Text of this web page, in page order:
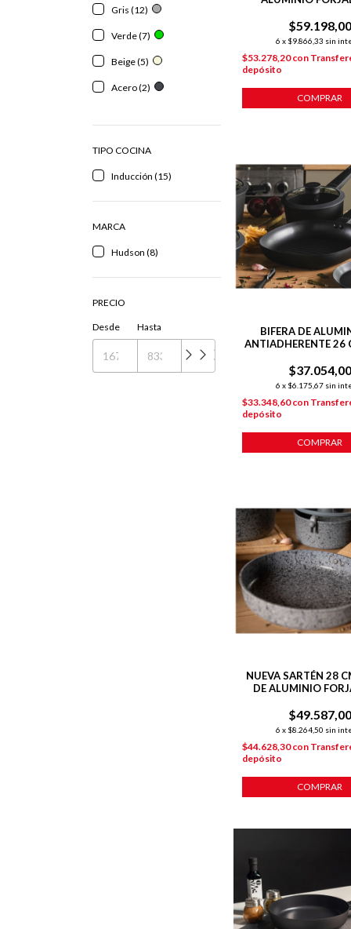
Gris (12)
Verde (7)
Beige (5)
Acero (2)
TIPO COCINA
Inducción (15)
MARCA
Hudson (8)
PRECIO
Desde Hasta
INDUCCIÓN
$59.198,00
6 x $9.866,33 sin
$53.278,20con
depósito
COMPRAR
BIFERA DE
ANTIADHERENTE 26
$37.054,00
6 x $6.175,67 sin
$33.348,60con
depósito
COMPRAR
NUEVA SARTÉN 28
DE ALUMINIO
INDUCCIÓN
$49.587,00
6 x $8.264,50 sin
$44.628,30con
depósito
COMPRAR